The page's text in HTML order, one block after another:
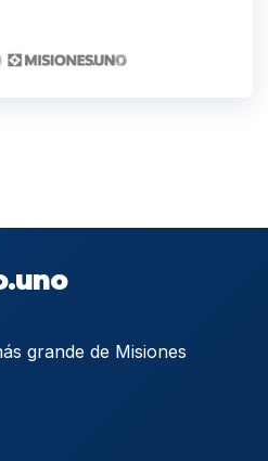
grande de Misiones